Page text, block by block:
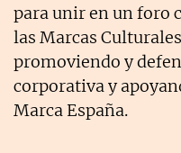
para unir en un foro
las Marcas
promoviendo y
corporativa y
Marca España.